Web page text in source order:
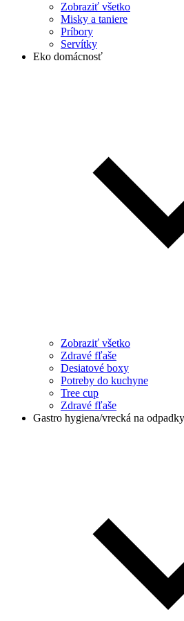
Zobraziť všetko
Misky a taniere
Príbory
Servítky
Eko domácnosť
Zobraziť všetko
Zdravé fľaše
Desiatové boxy
Potreby do kuchyne
Tree cup
Zdravé fľaše
Gastro hygiena/vrecká na odpadky